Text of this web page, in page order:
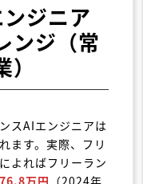
ジニア
ンジ（常
スAIエンジニアは
ます。実際、フリ
よればフリーラン